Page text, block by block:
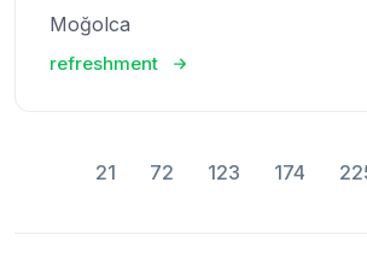
Moğolca
refreshment
21 72 123 174